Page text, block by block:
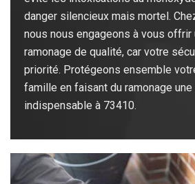
danger silencieux mais mortel.
nous nous engageons à vous offrir
ramonage de qualité, car votre
priorité. Protégeons ensemble
famille en faisant du ramonage une
indispensable à 73410.